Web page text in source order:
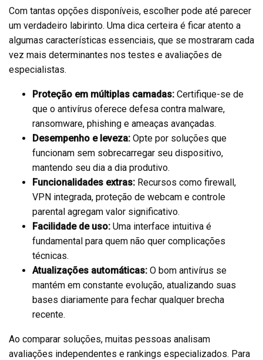
Com tantas opções disponíveis, escolher pode até parecer
um verdadeiro labirinto. Uma dica certeira é ficar atento a
algumas características essenciais, que se mostraram cada
vez mais determinantes nos testes e avaliações de
especialistas.
Proteção em múltiplas camadas: Certifique-se de
que o antivírus oferece defesa contra malware,
ransomware, phishing e ameaças avançadas.
Desempenho e leveza: Opte por soluções que
funcionam sem sobrecarregar seu dispositivo,
mantendo seu dia a dia produtivo.
Funcionalidades extras: Recursos como firewall,
VPN integrada, proteção de webcam e controle
parental agregam valor significativo.
Facilidade de uso: Uma interface intuitiva é
fundamental para quem não quer complicações
técnicas.
Atualizações automáticas: O bom antivírus se
mantém em constante evolução, atualizando suas
bases diariamente para fechar qualquer brecha
recente.
Ao comparar soluções, muitas pessoas analisam
avaliações independentes e rankings especializados. Para